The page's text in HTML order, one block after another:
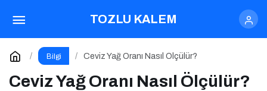
TOZLU KALEM
Bilgi Ceviz Yağ Oranı Nasıl Ölçülür?
Ceviz Yağ Oranı Nasıl Ölçülür?
Ceviz Nasıl Daha Kolay Soyulur?
Yorum Yap